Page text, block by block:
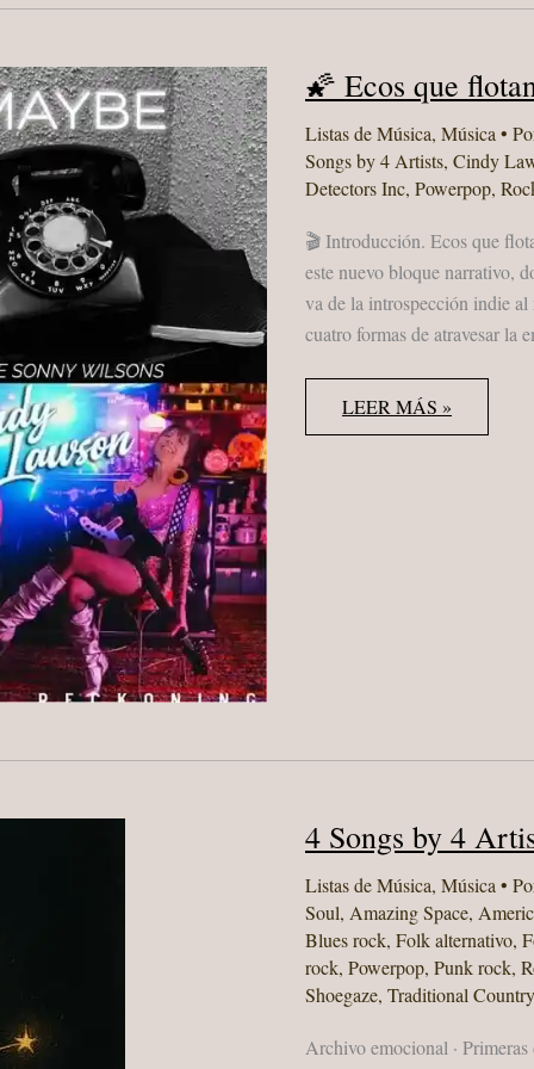
🌠 Ecos que
Listas de Música, Música•
Songs by 4 Artists, Cindy
Detectors Inc, Powerpop,
🎬 Introducción. Ecos que
este nuevo bloque narrativo,
va de la introspección indie
cuatro formas de atravesar la
🌠
ECOS
QUE
LEER MÁS »
4 Songs by 4
Listas de Música, Música•
Soul, Amazing Space,
Blues rock, Folk alternativo,
rock, Powerpop, Punk rock,
Shoegaze, Traditional Country
Archivo emocional ·